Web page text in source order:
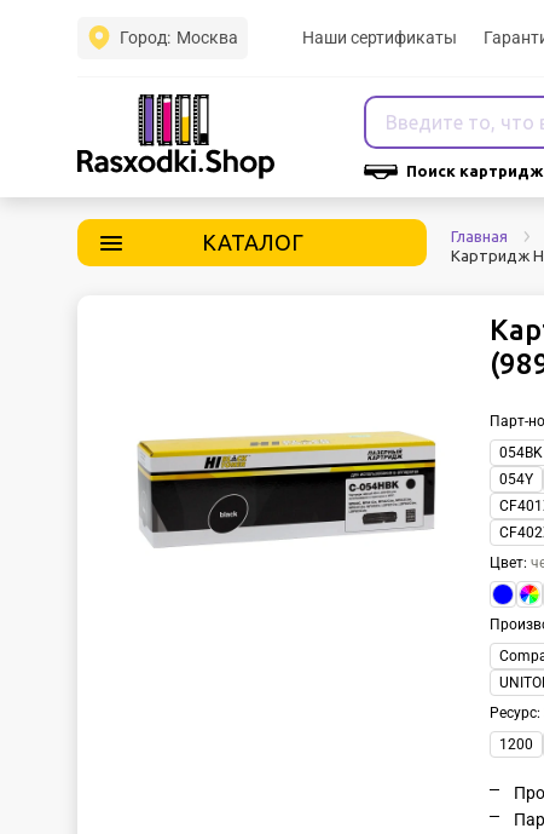
Город: Москва Наши сертификаты
Поиск
КАТАЛОГ Главная
Картридж
Парт-
054BK
054Y
Цвет:
Ресурс:
1200